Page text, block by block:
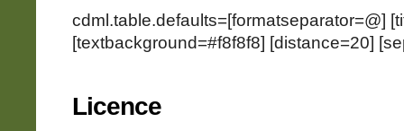
cdml.table.defaults=[formatseparator=@]
[textbackground=#f8f8f8] [distance=20]
Licence